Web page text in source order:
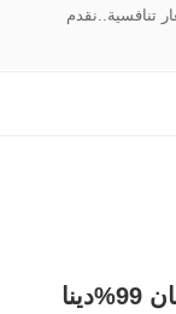
تنافسية..نقدم
دينا نقل عفش بالرياض بعناية وأمان 99%دينا